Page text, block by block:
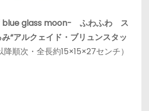
blue glass moon- ふわふわ ス
“アルクェイド・ブリュンスタッ
順次・全長約15×15×27センチ）